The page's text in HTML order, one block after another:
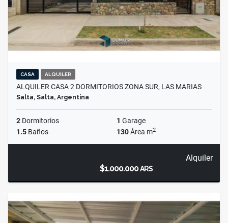
CASA ALQUILER
ALQUILER CASA 2 DORMITORIOS ZONA SUR, LAS MARIAS
Salta, Salta, Argentina
2 Dormitorios 1 Garage
1.5 Baños 130Área m2
Alquiler
$1.000.000ARS